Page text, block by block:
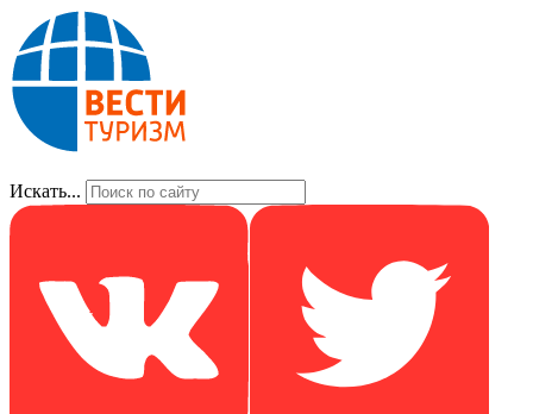
Искать...